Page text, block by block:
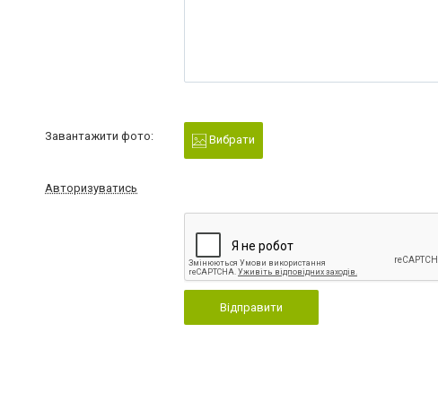
Завантажити фото: Вибрати
Авторизуватись
Відправити